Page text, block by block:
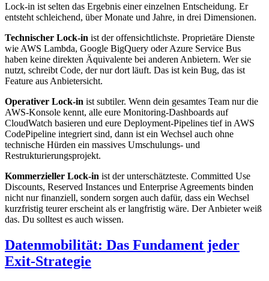
Lock-in ist selten das Ergebnis einer einzelnen Entscheidung. Er
entsteht schleichend, über Monate und Jahre, in drei Dimensionen.
Technischer Lock-in ist der offensichtlichste. Proprietäre Dienste
wie AWS Lambda, Google BigQuery oder Azure Service Bus
haben keine direkten Äquivalente bei anderen Anbietern. Wer sie
nutzt, schreibt Code, der nur dort läuft. Das ist kein Bug, das ist
Feature aus Anbietersicht.
Operativer Lock-in ist subtiler. Wenn dein gesamtes Team nur die
AWS-Konsole kennt, alle eure Monitoring-Dashboards auf
CloudWatch basieren und eure Deployment-Pipelines tief in AWS
CodePipeline integriert sind, dann ist ein Wechsel auch ohne
technische Hürden ein massives Umschulungs- und
Restrukturierungsprojekt.
Kommerzieller Lock-in ist der unterschätzteste. Committed Use
Discounts, Reserved Instances und Enterprise Agreements binden
nicht nur finanziell, sondern sorgen auch dafür, dass ein Wechsel
kurzfristig teurer erscheint als er langfristig wäre. Der Anbieter weiß
das. Du solltest es auch wissen.
Datenmobilität: Das Fundament jeder
Exit-Strategie